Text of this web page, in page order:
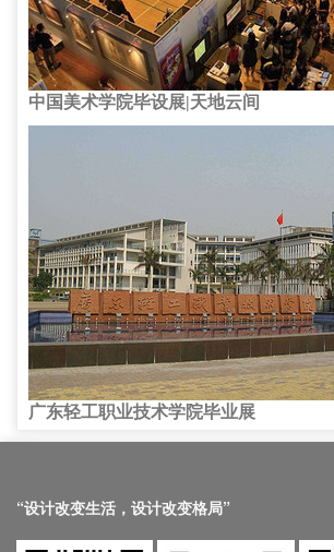
中国美术学院毕设展|天地云间
广东轻工职业技术学院毕业展
“设计改变生活，设计改变格局”